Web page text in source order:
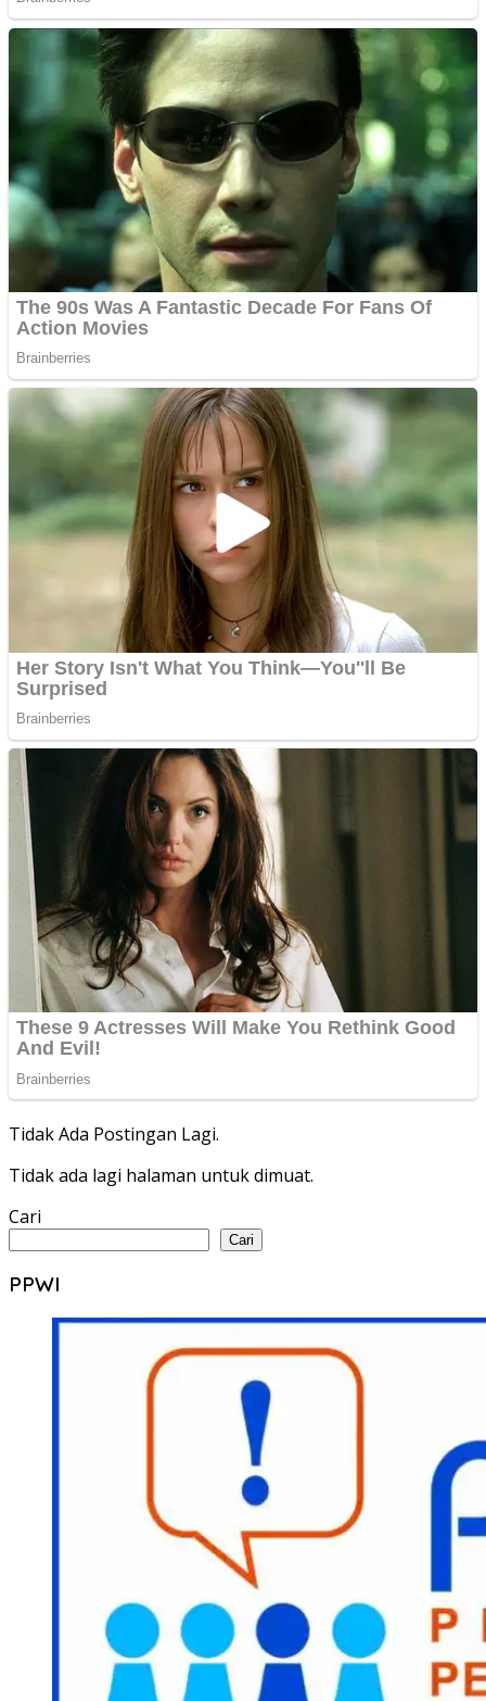
Tidak Ada Postingan Lagi.
Tidak ada lagi halaman untuk dimuat.
Cari
Cari
PPWI